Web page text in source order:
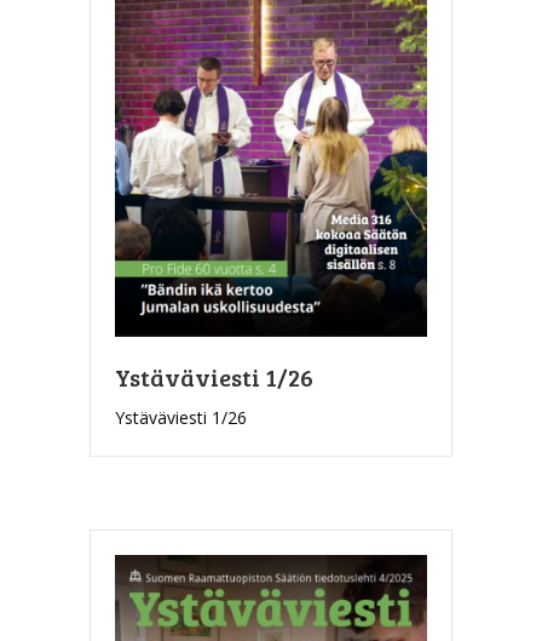
Ystäväviesti 1/26
Ystäväviesti 1/26